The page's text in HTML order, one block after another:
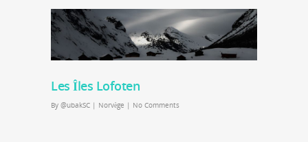
Les Îles Lofoten
By @ubakSC | Norvège | No Comments